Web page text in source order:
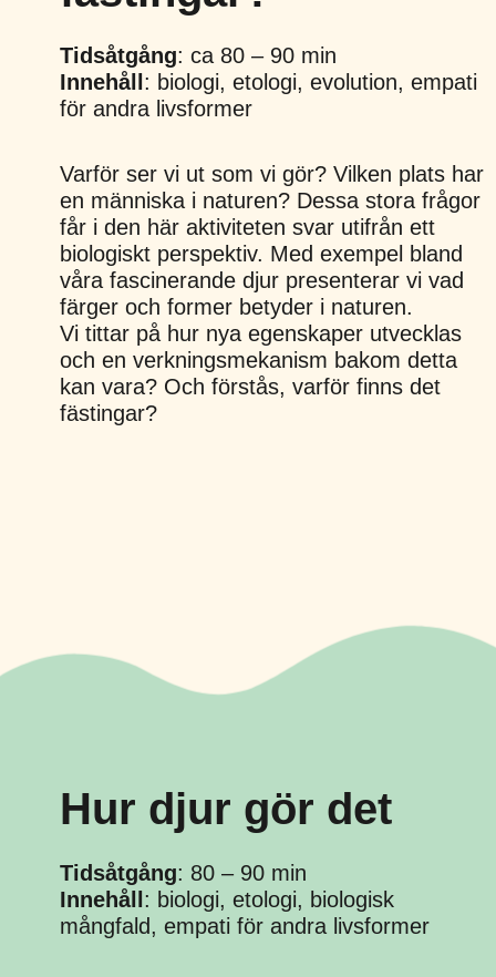
Tidsåtgång: ca 80 – 90 min
Innehåll : biologi, etologi, evolution, empati
för andra livsformer
Varför ser vi ut som vi gör? Vilken plats har
en människa i naturen? Dessa stora frågor
får i den här aktiviteten svar utifrån ett
biologiskt perspektiv. Med exempel bland
våra fascinerande djur presenterar vi vad
färger och former betyder i naturen.
Vi tittar på hur nya egenskaper utvecklas
och en verkningsmekanism bakom detta
kan vara? Och förstås, varför finns det
fästingar?
Hur djur gör det
Tidsåtgång: 80 – 90 min
Innehåll : biologi, etologi, biologisk
mångfald, empati för andra livsformer